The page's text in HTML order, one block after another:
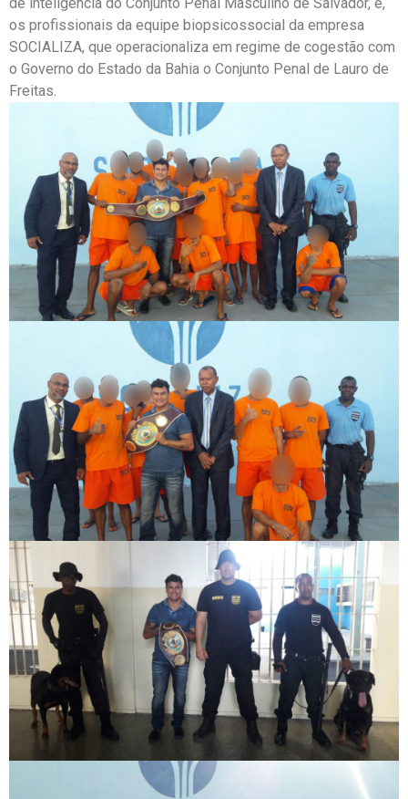
os profissionais da equipe biopsicossocial da empresa
SOCIALIZA, que operacionaliza em regime de cogestão com
o Governo do Estado da Bahia o Conjunto Penal de Lauro de
Freitas.